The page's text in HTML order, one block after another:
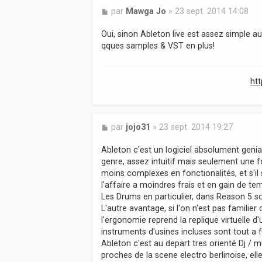
M
s
a
par Mawga Jo » 23 sept. 2014 14:08
Oui, sinon Ableton live est assez simple
qques samples & VST en plus!
M
s
a
g
e
par jojo31 » 23 sept. 2014 19:27
Ableton c'est un logiciel absolument
genre, assez intuitif mais seulement une
moins complexes en fonctionalités, et
l'affaire a moindres frais et en gain de
Les Drums en particulier, dans Reason
L'autre avantage, si l'on n'est pas
l'ergonomie reprend la replique virtuelle
instruments d'usines incluses sont tout a
Ableton c'est au depart tres orienté Dj /
proches de la scene electro berlinoise,